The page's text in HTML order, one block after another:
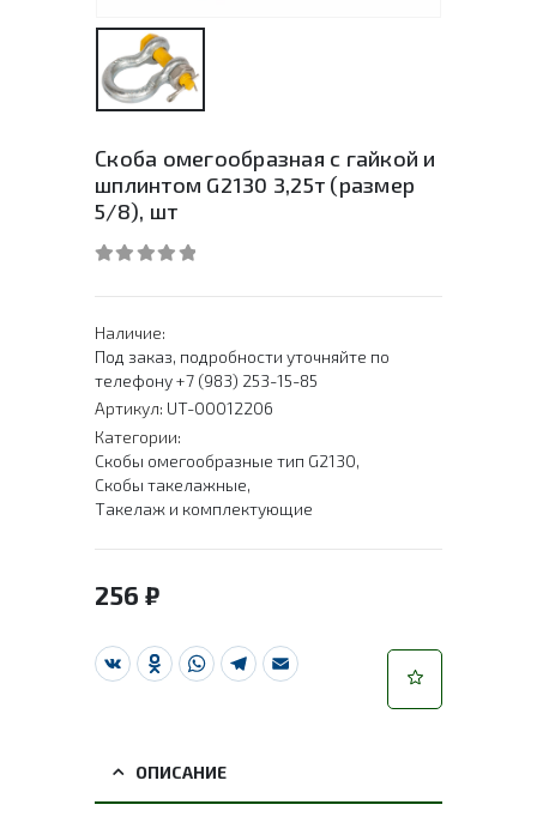
Скоба омегообразная с гайкой и
шплинтом G2130 3,25т (размер
5/8), шт
Наличие:
Под заказ, подробности уточняйте по
телефону +7 (983) 253-15-85
Артикул: UT-00012206
Категории:
Скобы омегообразные тип G2130,
Скобы такелажные,
Такелаж и комплектующие
256 ₽
VK Odnoklassniki
WhatsApp
Telegram
Email
ОПИСАНИЕ